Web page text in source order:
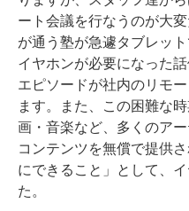
ート会議を行なうのが大
が通う塾が急遽タブレッ
イヤホンが必要になった
エピソードが社内のリモ
ます。また、この困難な
画・音楽など、多くのア
コンテンツを無償で提供
にできること」として、
た。